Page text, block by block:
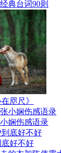
典台词90则
咫尺》
娴伤感语录
好不好